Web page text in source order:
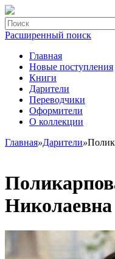
Расширенный поиск
Главная
Новые поступления
Книги
Дарители
Переводчики
Оформители
О коллекции
Главная»Дарители»
Николаевна